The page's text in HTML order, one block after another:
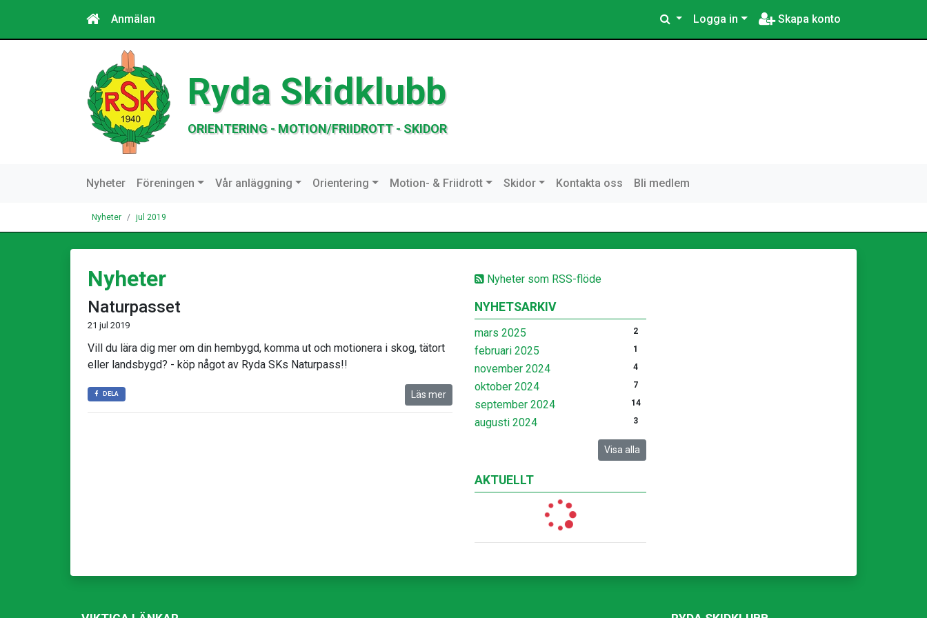
Anmälan Logga in Skapa konto
Ryda Skidklubb
ORIENTERING - MOTION/FRIIDROTT - SKIDOR
Nyheter Föreningen Vår anläggning Orientering Motion- & Friidrott Skidor Kontakta oss Bli medlem
Nyheter jul 2019
Nyheter som RSS-flöde
NYHETSARKIV
mars 2025 2
februari 2025 1
november 2024 4
oktober 2024 7
september 2024 14
augusti 2024 3
Visa alla
AKTUELLT
Nyheter
Naturpasset
21 jul 2019
Vill du lära dig mer om din hembygd, komma ut och motionera i skog, tätort
eller landsbygd? - köp något av Ryda SKs Naturpass!!
DELA Läs mer